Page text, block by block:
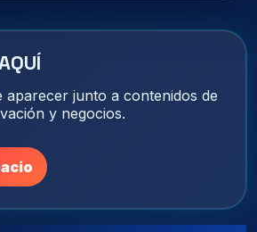
aparecer junto a contenidos de
y negocios.